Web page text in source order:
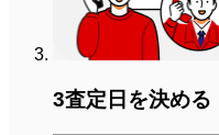
3査定日を決める